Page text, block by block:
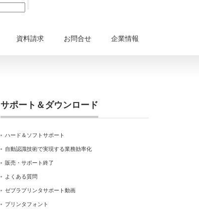
資料請求 お問合せ 企業情報
サポート＆ダウンロード
ハード＆ソフトサポート
自動認識技術で実現する業務効率化
販売・サポート終了
よくある質問
ゼブラプリンタサポート動画
プリンタフォント